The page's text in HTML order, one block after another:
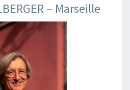
– Marseille